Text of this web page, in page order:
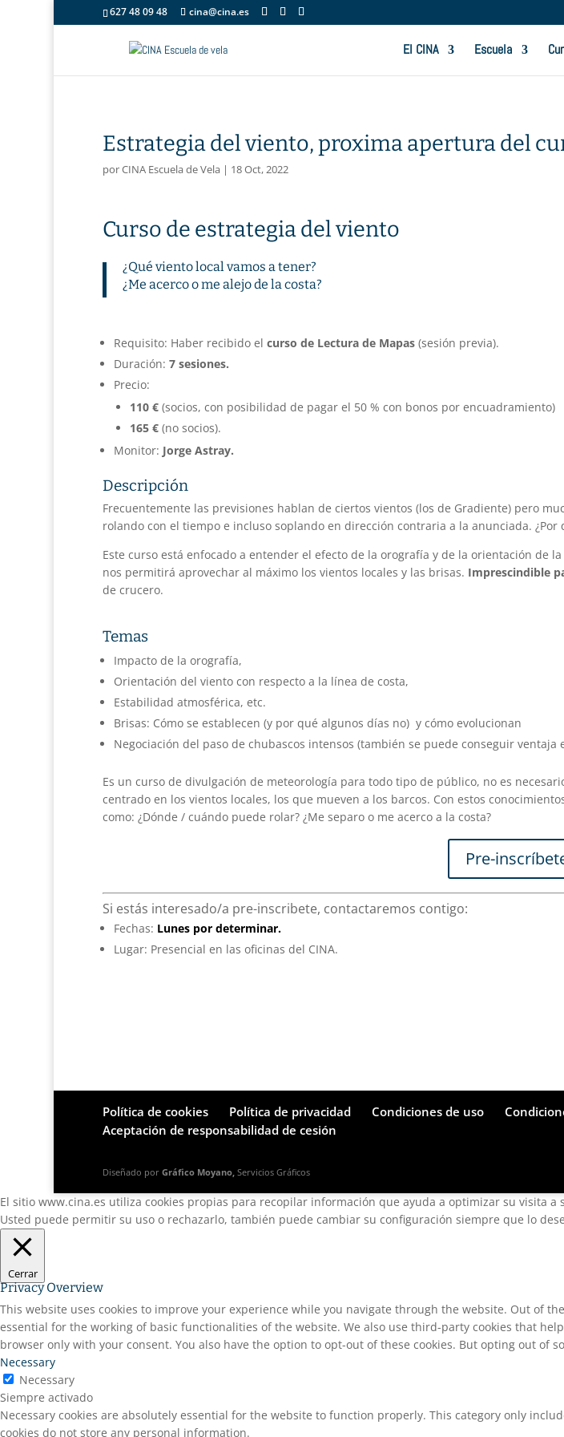
627 48 09 48 cina@cina.es
El CINA Escuela
Estrategia del viento, proxima apertura del
porCINA Escuela de Vela| 18 Oct, 2022
Curso de estrategia del viento
¿Qué viento local vamos a tener?
¿Me acerco o me alejo de la costa?
Requisito: Haber recibido el curso de Lectura de Mapas(sesión previa).
Duración: 7 sesiones.
Precio:
110 €(socios, con posibilidad de pagar el 50 % con bonos por encuadramiento)
165 €(no socios).
Monitor: Jorge Astray.
Descripción
Frecuentemente las previsiones hablan de ciertos vientos (los de Gradiente) pero
rolando con el tiempo e incluso soplando en dirección contraria a la anunciada. ¿Por
Este curso está enfocado a entender el efecto de la orografía y de la orientación de
nos permitirá aprovechar al máximo los vientos locales y las brisas. Imprescindible
de crucero.
Temas
Impacto de la orografía,
Orientación del viento con respecto a la línea de costa,
Estabilidad atmosférica, etc.
Brisas: Cómo se establecen (y por qué algunos días no) y cómo evolucionan
Negociación del paso de chubascos intensos (también se puede conseguir ventaja
Es un curso de divulgación de meteorología para todo tipo de público, no es
centrado en los vientos locales, los que mueven a los barcos. Con estos
como: ¿Dónde / cuándo puede rolar? ¿Me separo o me acerco a la costa?
Pre-
Si estás interesado/a pre-inscribete, contactaremos contigo:
Fechas: Lunes por determinar.
Lugar: Presencial en las oficinas del CINA.
Política de cookies Política de privacidad Condiciones de uso
Aceptación de responsabilidad de cesión
Diseñado por Gráfico Moyano,Servicios Gráficos
El sitio www.cina.es utiliza cookies propias para recopilar información que ayuda a optimizar su visita
Usted puede permitir su uso o rechazarlo, también puede cambiar su configuración siempre que lo
Cerrar
Privacy Overview
This website uses cookies to improve your experience while you navigate through the website. Out of
essential for the working of basic functionalities of the website. We also use third-party cookies that
browser only with your consent. You also have the option to opt-out of these cookies. But opting out of
Necessary
Necessary
Siempre activado
Necessary cookies are absolutely essential for the website to function properly. This category only
cookies do not store any personal information.